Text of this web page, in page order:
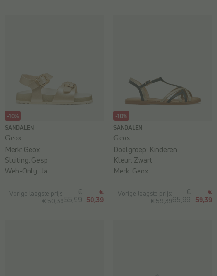
-10%
SANDALEN
Geox
Vorige laagste prijs:
€ 50,39
€
55,99
€
50,39
Merk: Geox
Sluiting: Gesp
Web-Only:Ja
-10%
SANDALEN
Geox
Vorige laagste prijs:
€ 59,39
€
65,99
€
59,39
Doelgroep: Kinderen
Kleur: Zwart
Merk: Geox